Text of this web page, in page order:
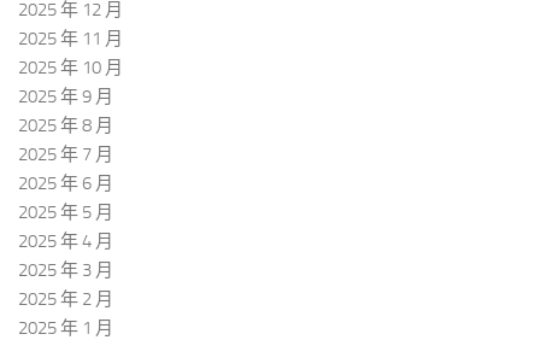
2025 年 12 月
2025 年 11 月
2025 年 10 月
2025 年 9 月
2025 年 8 月
2025 年 7 月
2025 年 6 月
2025 年 5 月
2025 年 4 月
2025 年 3 月
2025 年 2 月
2025 年 1 月